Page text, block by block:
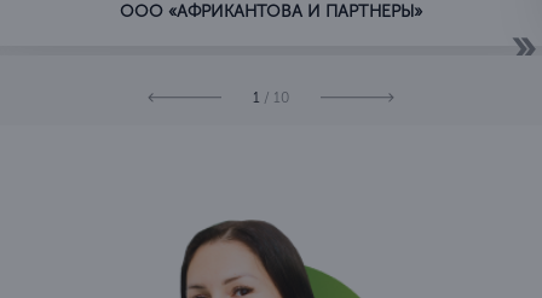
ООО «АФРИКАНТОВА И ПАРТНЕРЫ»
1 / 10